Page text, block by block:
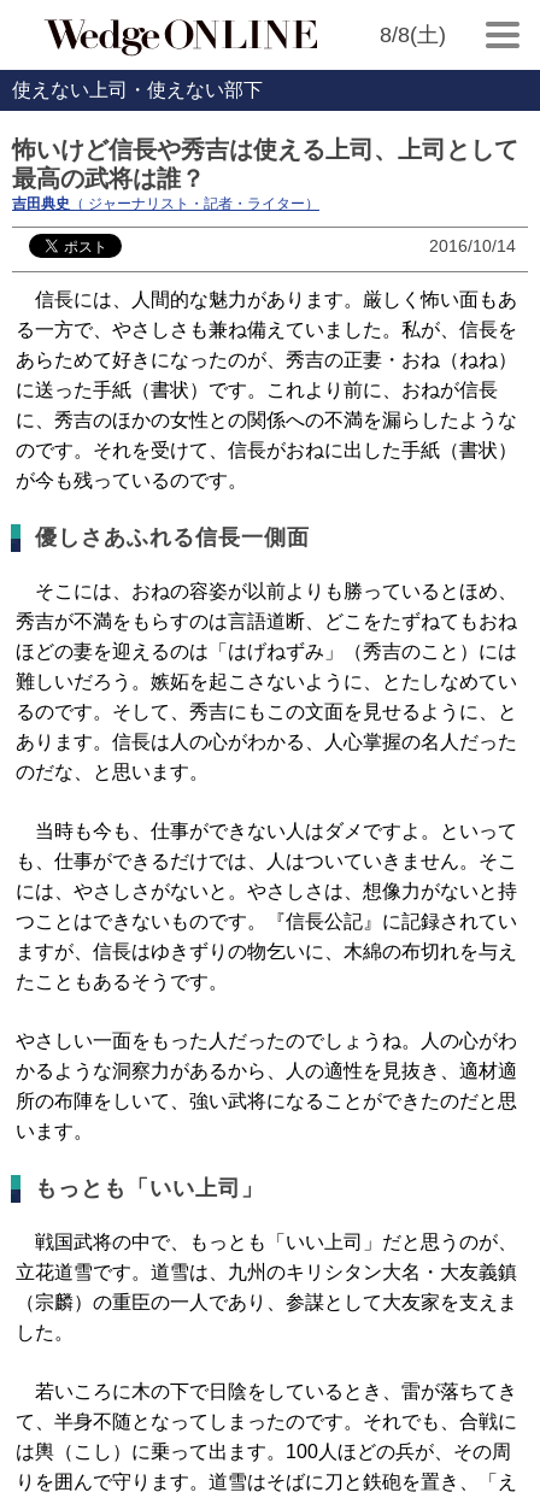
8/8(土)
使えない上司・使えない部下
怖いけど信長や秀吉は使える上司、上司として
最高の武将は誰？
吉田典史 （ ジャーナリスト・記者・ライター）
2016/10/14
信長には、人間的な魅力があります。厳しく怖い面もあ
る一方で、やさしさも兼ね備えていました。私が、信長を
あらためて好きになったのが、秀吉の正妻・おね（ねね）
に送った手紙（書状）です。これより前に、おねが信長
に、秀吉のほかの女性との関係への不満を漏らしたような
のです。それを受けて、信長がおねに出した手紙（書状）
が今も残っているのです。
優しさあふれる信長一側面
そこには、おねの容姿が以前よりも勝っているとほめ、
秀吉が不満をもらすのは言語道断、どこをたずねてもおね
ほどの妻を迎えるのは「はげねずみ」（秀吉のこと）には
難しいだろう。嫉妬を起こさないように、とたしなめてい
るのです。そして、秀吉にもこの文面を見せるように、と
あります。信長は人の心がわかる、人心掌握の名人だった
のだな、と思います。
当時も今も、仕事ができない人はダメですよ。といって
も、仕事ができるだけでは、人はついていきません。そこ
には、やさしさがないと。やさしさは、想像力がないと持
つことはできないものです。『信長公記』に記録されてい
ますが、信長はゆきずりの物乞いに、木綿の布切れを与え
たこともあるそうです。
やさしい一面をもった人だったのでしょうね。人の心がわ
かるような洞察力があるから、人の適性を見抜き、適材適
所の布陣をしいて、強い武将になることができたのだと思
います。
もっとも「いい上司」
戦国武将の中で、もっとも「いい上司」だと思うのが、
立花道雪です。道雪は、九州のキリシタン大名・大友義鎮
（宗麟）の重臣の一人であり、参謀として大友家を支えま
した。
若いころに木の下で日陰をしているとき、雷が落ちてき
て、半身不随となってしまったのです。それでも、合戦に
は輿（こし）に乗って出ます。100人ほどの兵が、その周
りを囲んで守ります。道雪はそばに刀と鉄砲を置き、「え